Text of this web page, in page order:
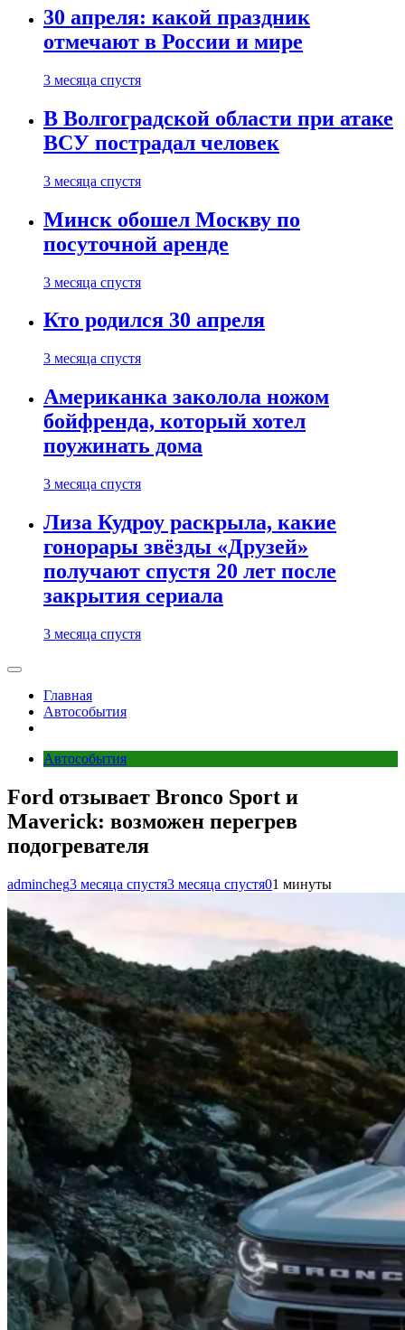
30 апреля: какой праздник
отмечают в России и мире
3 месяца спустя
В Волгоградской области при атаке
ВСУ пострадал человек
3 месяца спустя
Минск обошел Москву по
посуточной аренде
3 месяца спустя
Кто родился 30 апреля
3 месяца спустя
Американка заколола ножом
бойфренда, который хотел
поужинать дома
3 месяца спустя
Лиза Кудроу раскрыла, какие
гонорары звёзды «Друзей»
получают спустя 20 лет после
закрытия сериала
3 месяца спустя
Главная
Автособытия
Автособытия
Ford отзывает Bronco Sport и
Maverick: возможен перегрев
подогревателя
admincheg3 месяца спустя3 месяца спустя01 минуты